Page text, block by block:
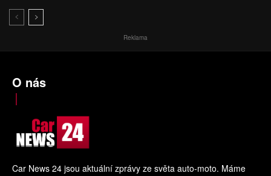
Reklama
O nás
Car News 24 jsou aktuální zprávy ze světa auto-moto. Máme